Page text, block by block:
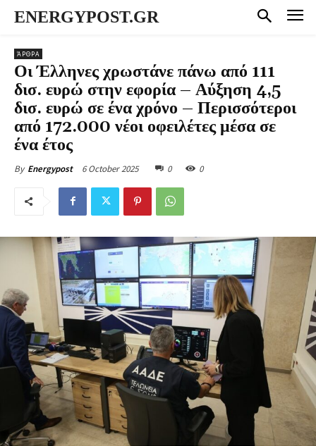
ENERGYPOST.GR
ΆΡΘΡΑ
Οι Έλληνες χρωστάνε πάνω από 111
δισ. ευρώ στην εφορία – Αύξηση 4,5
δισ. ευρώ σε ένα χρόνο – Περισσότεροι
από 172.000 νέοι οφειλέτες μέσα σε
ένα έτος
By Energypost 6 October 2025 0 0